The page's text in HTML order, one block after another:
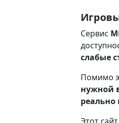
Сервис
слабые
Помимо
нужной